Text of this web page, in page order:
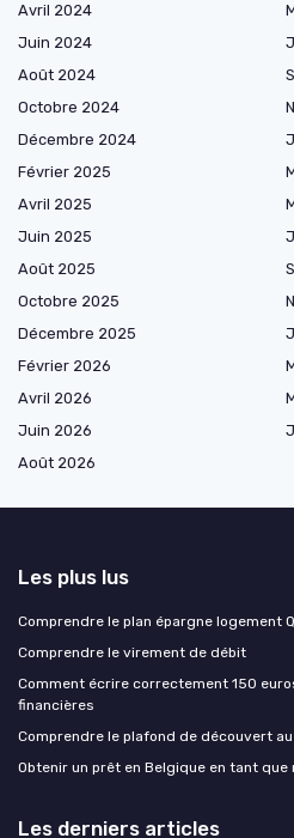
Avril 2024
Juin 2024
Août 2024
Octobre 2024
Décembre 2024
Février 2025
Avril 2025
Juin 2025
Août 2025
Octobre 2025
Décembre 2025
Février 2026
Avril 2026
Juin 2026
Août 2026
Les plus lus
Comprendre le plan épargne logement
Comprendre le virement de débit
Comment écrire correctement 150
financières
Comprendre le plafond de découvert
Obtenir un prêt en Belgique en tant
Les derniers articles